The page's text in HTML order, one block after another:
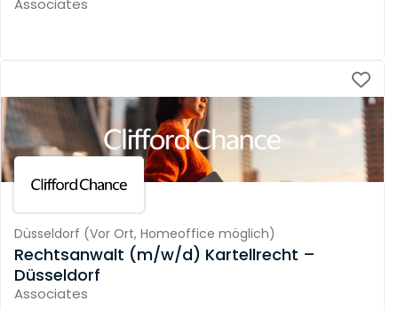
Associates
Düsseldorf (Vor Ort, Homeoffice möglich)
Rechtsanwalt (m/w/d) Kartellrecht –
Düsseldorf
Associates